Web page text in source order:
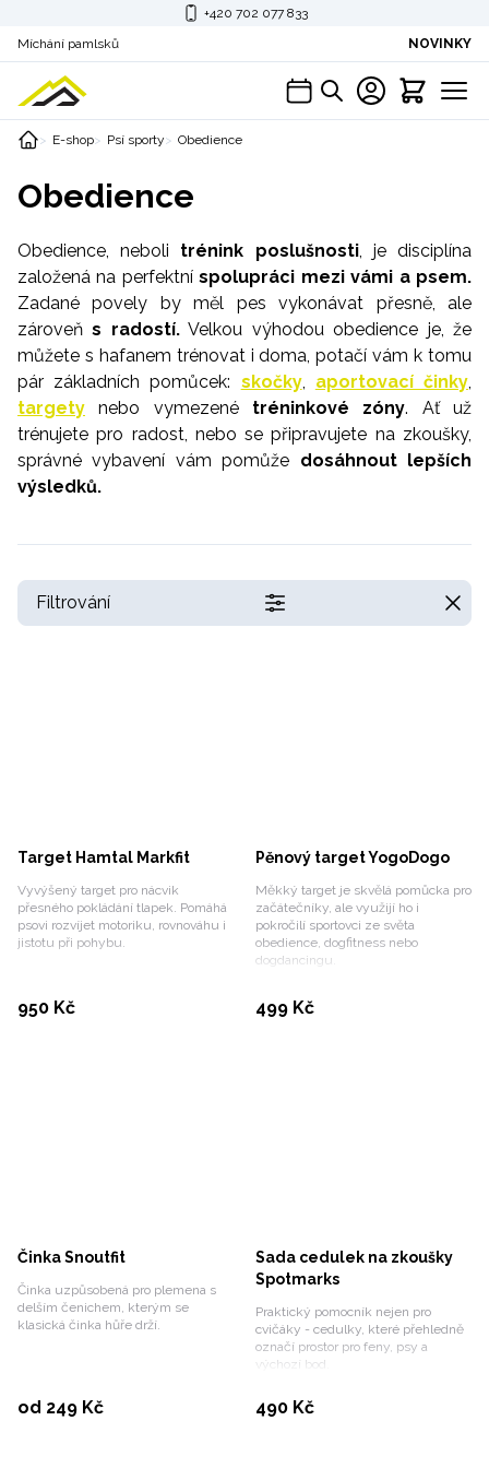
+420 702 077 833
Míchání pamlsků
NOVINKY
E-shop Psí sporty Obedience
Obedience
Obedience, neboli trénink poslušnosti, je disciplína
založená na perfektníspolupráci mezi vámi a psem.
Zadané povely by měl pes vykonávat přesně, ale
zároveňs radostí.Velkou výhodou obedience je, že
můžete s hafanem trénovat i doma, potačí vám k tomu
pár základních pomůcek: skočky, aportovací činky,
targety nebo vymezené tréninkové zóny. Ať už
trénujete pro radost, nebo se připravujete na zkoušky,
správné vybavení vám pomůže dosáhnout lepších
výsledků.
Filtrování
Target Hamtal Markfit
Vyvýšený target pro nácvik
přesného pokládání tlapek. Pomáhá
psovi rozvíjet motoriku, rovnováhu i
jistotu při pohybu.
950 Kč
Pěnový target YogoDogo
Měkký target je skvělá pomůcka pro
začátečníky, ale využijí ho i
pokročilí sportovci ze světa
obedience, dogfitness nebo
dogdancingu.
499 Kč
Činka Snoutfit
Činka uzpůsobená pro plemena s
delším čenichem, kterým se
klasická činka hůře drží.
od 249 KčVybrat variantu
Sada cedulek na zkoušky
Spotmarks
Praktický pomocník nejen pro
cvičáky - cedulky, které přehledně
označí prostor pro feny, psy a
výchozí bod.
490 Kč